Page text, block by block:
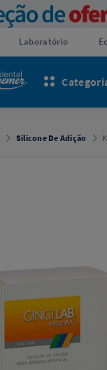
Laboratório
Silicone De Adição